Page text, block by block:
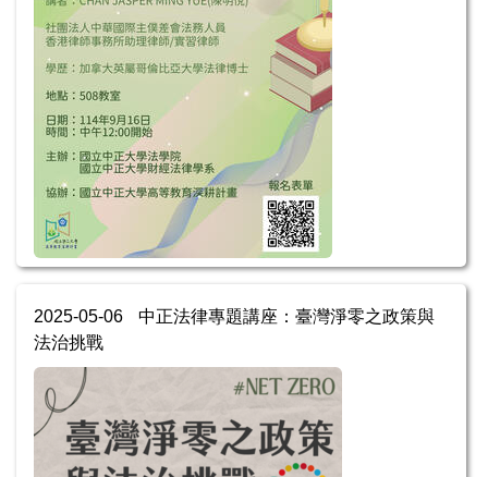
2025-05-06
中正法律專題講座：臺灣淨零之政策與
法治挑戰